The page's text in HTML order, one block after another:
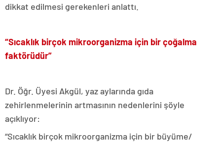
dikkat edilmesi gerekenleri anlattı.
“Sıcaklık birçok mikroorganizma için bir çoğalma
faktörüdür”
Dr. Öğr. Üyesi Akgül, yaz aylarında gıda
zehirlenmelerinin artmasının nedenlerini şöyle
açıklıyor:
“Sıcaklık birçok mikroorganizma için bir büyüme/